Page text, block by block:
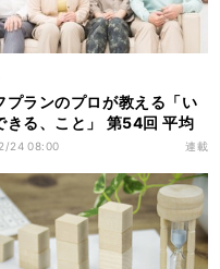
プランのプロが教える「い
きる、こと」 第54回 平均
見えてくるライフプランで
24 08:00 連載